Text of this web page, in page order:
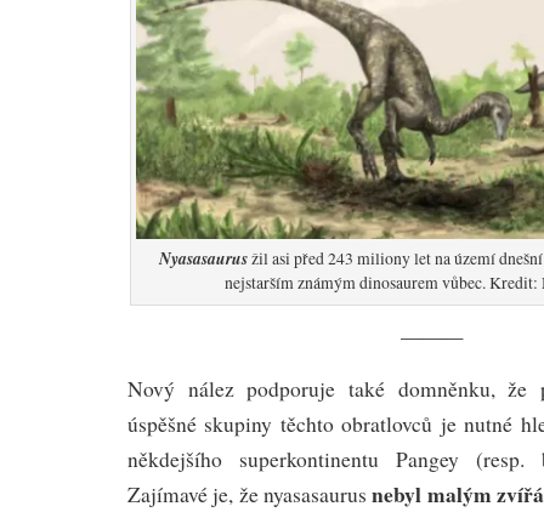
Nyasasaurusžil asi před 243 miliony let na území
nejstarším známým dinosaurem vůbec.
———
Nový nález podporuje také domněnku, že
úspěšné skupiny těchto obratlovců je nutné
někdejšího superkontinentu Pangey (resp.
Zajímavé je, že nyasasaurusnebyl malým